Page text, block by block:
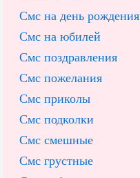
Смс на день рождения
Смс на юбилей
Смс поздравления
Смс пожелания
Смс приколы
Смс подколки
Смс смешные
Смс грустные